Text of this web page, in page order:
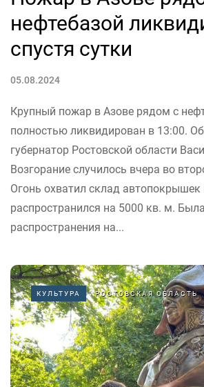
нефтебазой
спустя сутки
05.08.2024
Крупный пожар в Азове рядом с
полностью ликвидирован в 13:00.
губернатор Ростовской области
Возгорание случилось вчера во
Огонь охватил склад автопокрышек
распространился на 5000 кв. м.
распространения на...
КУЛЬТУРА РОСТОВСКАЯ ОБЛАСТЬ